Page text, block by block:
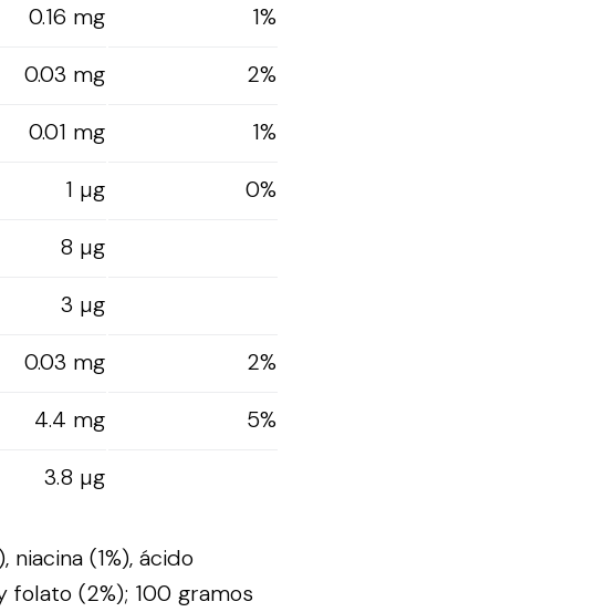
0.16 mg
1%
0.03 mg
2%
0.01 mg
1%
1 µg
0%
8 µg
3 µg
0.03 mg
2%
4.4 mg
5%
3.8 µg
(1%), ácido
folato (2%); 100 gramos